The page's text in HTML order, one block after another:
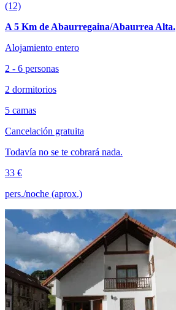
(12)
A 5 Km de Abaurregaina/Abaurrea Alta.
Alojamiento entero
2 - 6 personas
2 dormitorios
5 camas
Cancelación gratuita
Todavía no se te cobrará nada.
33 €
pers./noche (aprox.)